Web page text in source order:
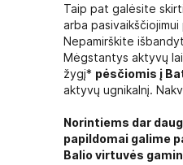
Taip pat galėsite
arba
Nepamirškite
Mėgstantys aktyvų
žygį* pėsčiomis į
aktyvų ugnikalnį.
Norintiems dar
papildomai galime
Balio virtuvės